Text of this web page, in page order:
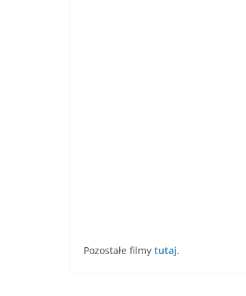
Pozostałe filmy tutaj.